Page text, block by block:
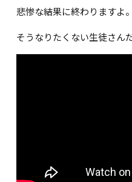
悲惨な結果に終わりますよ。
そうなりたくない生徒さん